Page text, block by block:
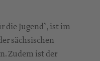
die Jugend`, ist im
sächsischen
Zudem ist der